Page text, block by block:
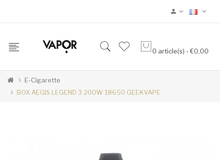
0 article(s) - €0,00
E-Cigarette
BOX AEGIS LEGEND 3 200W 18650 GEEKVAPE